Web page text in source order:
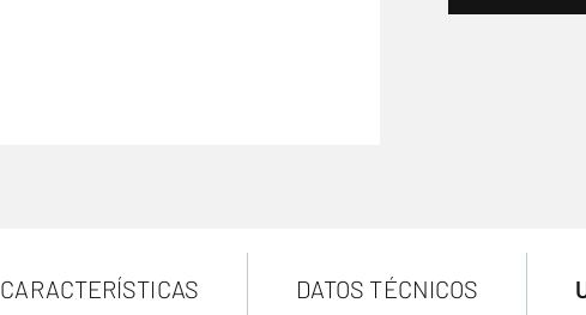
CARACTERÍSTICAS DATOS TÉCNICOS